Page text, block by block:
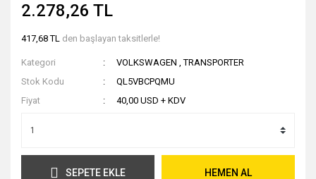
2.278,26 TL
417,68 TL den başlayan taksitlerle!
Kategori VOLKSWAGEN ,TRANSPORTER
Stok Kodu
QL5VBCPQMU
Fiyat
40,00 USD + KDV
SEPETE EKLE HEMEN AL